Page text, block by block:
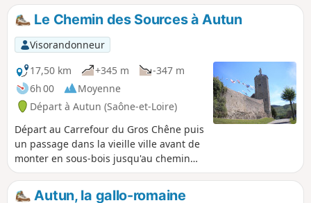
Le Chemin des Sources à Autun
Visorandonneur
17,50 km
+345 m
-347 m
6h 00
Moyenne
Départ à Autun (Saône-et-Loire)
Départ au Carrefour du Gros Chêne puis
un passage dans la vieille ville avant de
monter en sous-bois jusqu'au chemin
des sources qui suit la ligne de niveau.
Retour en passant par l'Étang des Cloix
Autun, la gallo-romaine